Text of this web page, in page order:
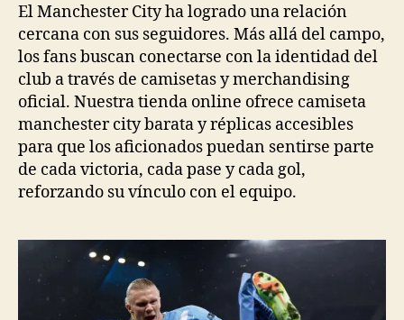
El Manchester City ha logrado una relación
cercana con sus seguidores. Más allá del campo,
los fans buscan conectarse con la identidad del
club a través de camisetas y merchandising
oficial. Nuestra tienda online ofrece camiseta
manchester city barata y réplicas accesibles
para que los aficionados puedan sentirse parte
de cada victoria, cada pase y cada gol,
reforzando su vínculo con el equipo.